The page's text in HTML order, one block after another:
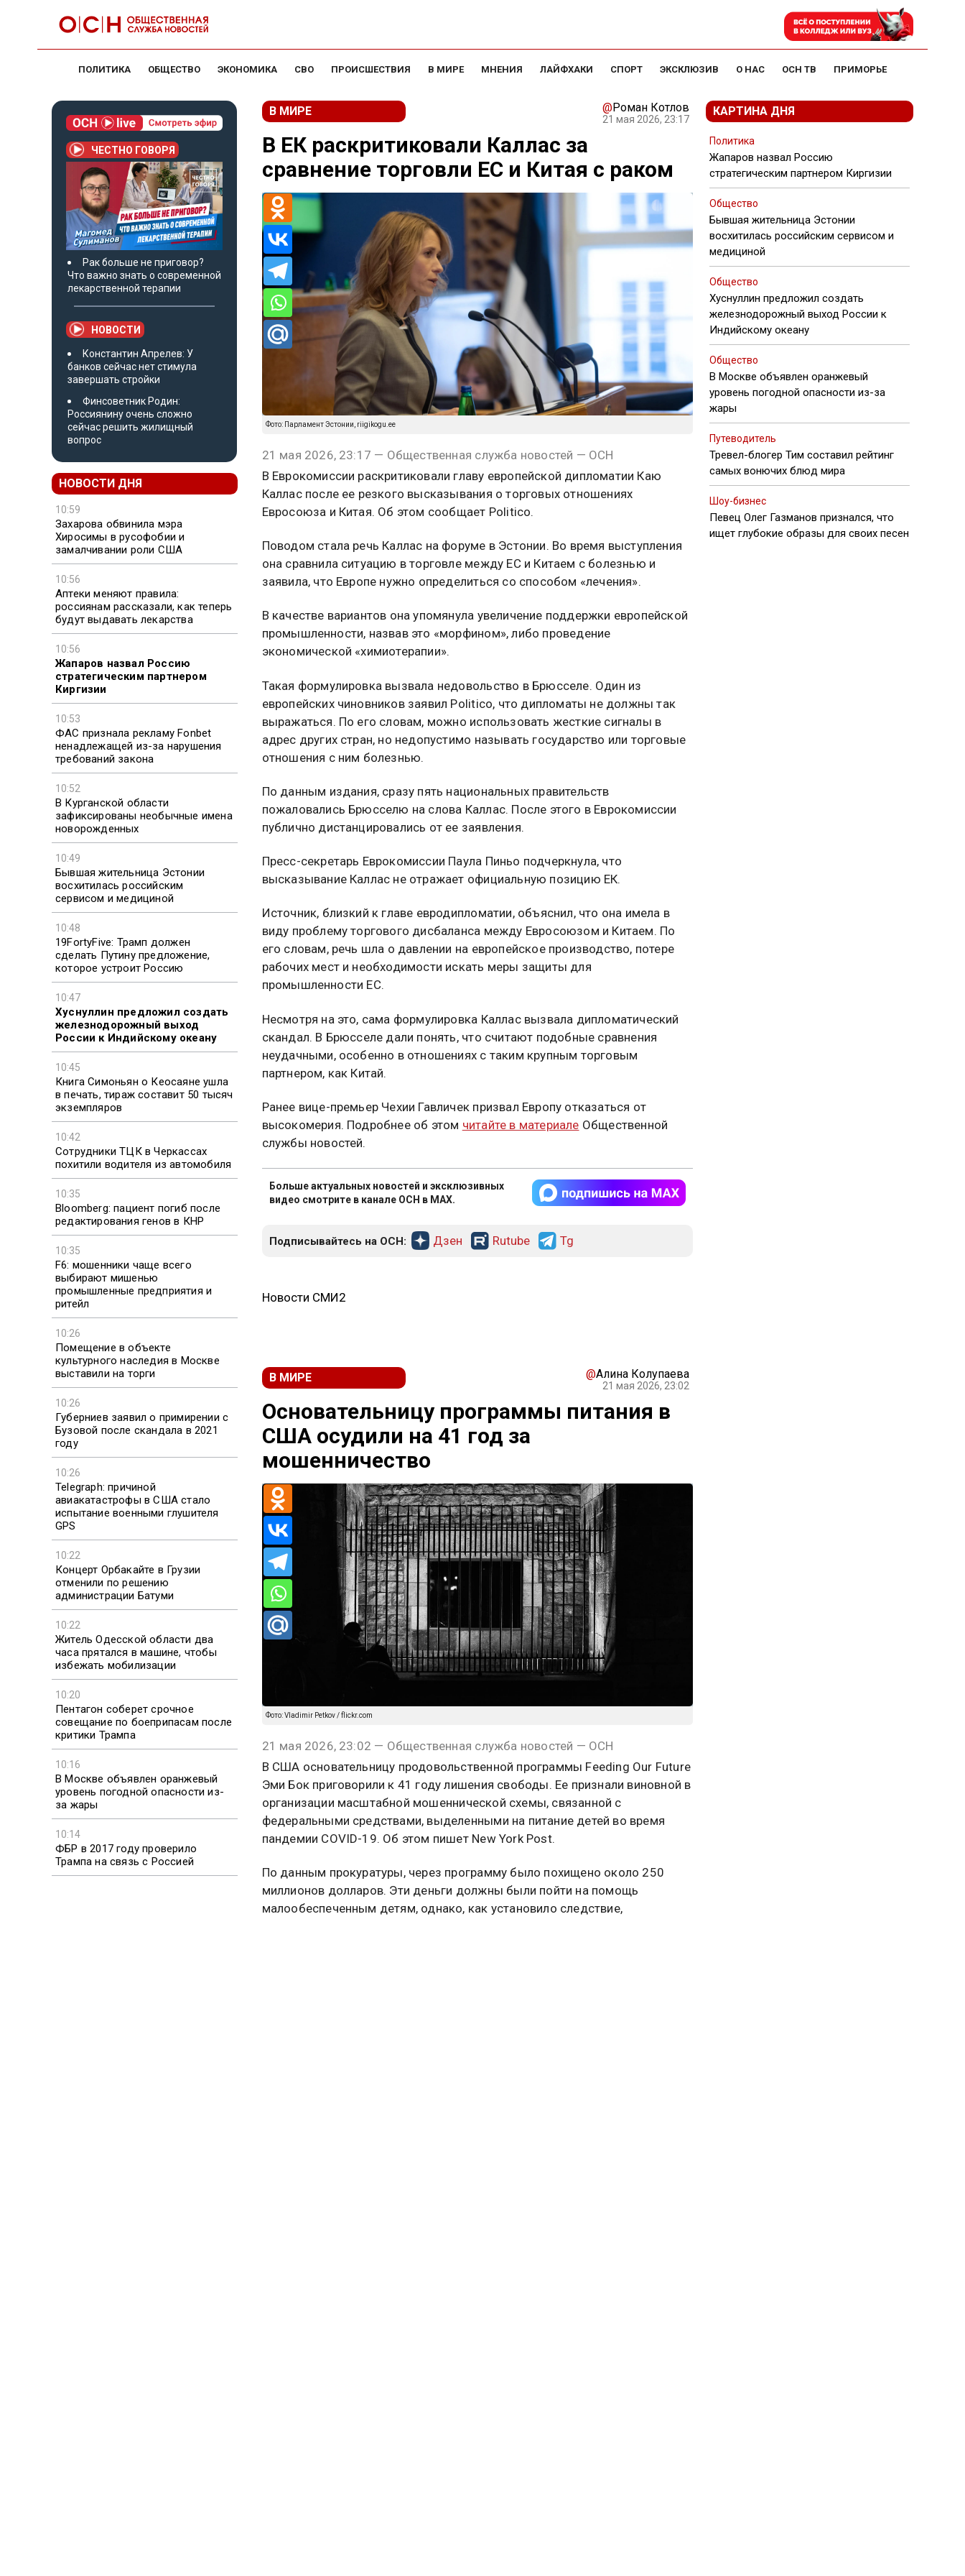
ПОЛИТИКА ОБЩЕСТВО ЭКОНОМИКА СВО ПРОИСШЕСТВИЯ В МИРЕ МНЕНИЯ ЛАЙФХАКИ СПОРТ ЭКСКЛЮЗИВ О НАС ОСН ТВ ПРИМОРЬЕ
ЧЕСТНО ГОВОРЯ
Рак больше не приговор?
Что важно знать о современной
лекарственной терапии
НОВОСТИ
Константин Апрелев: У
банков сейчас нет стимула
завершать стройки
Финсоветник Родин:
Россиянину очень сложно
сейчас решить жилищный
вопрос
НОВОСТИ ДНЯ
10:59
Захарова обвинила мэра
Хиросимы в русофобии и
замалчивании роли США
10:56
Аптеки меняют правила:
россиянам рассказали, как теперь
будут выдавать лекарства
10:56
Жапаров назвал Россию
стратегическим партнером
Киргизии
10:53
ФАС признала рекламу Fonbet
ненадлежащей из-за нарушения
требований закона
10:52
В Курганской области
зафиксированы необычные имена
новорожденных
10:49
Бывшая жительница Эстонии
восхитилась российским
сервисом и медициной
10:48
19FortyFive: Трамп должен
сделать Путину предложение,
которое устроит Россию
10:47
Хуснуллин предложил создать
железнодорожный выход
России к Индийскому океану
10:45
Книга Симоньян о Кеосаяне ушла
в печать, тираж составит 50 тысяч
экземпляров
10:42
Сотрудники ТЦК в Черкассах
похитили водителя из автомобиля
10:35
Bloomberg: пациент погиб после
редактирования генов в КНР
10:35
F6: мошенники чаще всего
выбирают мишенью
промышленные предприятия и
ритейл
10:26
Помещение в объекте
культурного наследия в Москве
выставили на торги
10:26
Губерниев заявил о примирении с
Бузовой после скандала в 2021
году
10:26
Telegraph: причиной
авиакатастрофы в США стало
испытание военными глушителя
GPS
10:22
Концерт Орбакайте в Грузии
отменили по решению
администрации Батуми
10:22
Житель Одесской области два
часа прятался в машине, чтобы
избежать мобилизации
10:20
Пентагон соберет срочное
совещание по боеприпасам после
критики Трампа
10:16
В Москве объявлен оранжевый
уровень погодной опасности из-
за жары
10:14
ФБР в 2017 году проверило
Трампа на связь с Россией
В МИРЕ @Роман Котлов
21 мая 2026, 23:17
В ЕК раскритиковали Каллас за
сравнение торговли ЕС и Китая с раком
Фото: Парламент Эстонии, riigikogu.ee
21 мая 2026, 23:17 — Общественная служба новостей — ОСН
В Еврокомиссии раскритиковали главу европейской дипломатии Каю
Каллас после ее резкого высказывания о торговых отношениях
Евросоюза и Китая. Об этом сообщает Politico.
Поводом стала речь Каллас на форуме в Эстонии. Во время выступления
она сравнила ситуацию в торговле между ЕС и Китаем с болезнью и
заявила, что Европе нужно определиться со способом «лечения».
В качестве вариантов она упомянула увеличение поддержки европейской
промышленности, назвав это «морфином», либо проведение
экономической «химиотерапии».
Такая формулировка вызвала недовольство в Брюсселе. Один из
европейских чиновников заявил Politico, что дипломаты не должны так
выражаться. По его словам, можно использовать жесткие сигналы в
адрес других стран, но недопустимо называть государство или торговые
отношения с ним болезнью.
По данным издания, сразу пять национальных правительств
пожаловались Брюсселю на слова Каллас. После этого в Еврокомиссии
публично дистанцировались от ее заявления.
Пресс-секретарь Еврокомиссии Паула Пиньо подчеркнула, что
высказывание Каллас не отражает официальную позицию ЕК.
Источник, близкий к главе евродипломатии, объяснил, что она имела в
виду проблему торгового дисбаланса между Евросоюзом и Китаем. По
его словам, речь шла о давлении на европейское производство, потере
рабочих мест и необходимости искать меры защиты для
промышленности ЕС.
Несмотря на это, сама формулировка Каллас вызвала дипломатический
скандал. В Брюсселе дали понять, что считают подобные сравнения
неудачными, особенно в отношениях с таким крупным торговым
партнером, как Китай.
Ранее вице-премьер Чехии Гавличек призвал Европу отказаться от
высокомерия. Подробнее об этом читайте в материале Общественной
службы новостей.
Больше актуальных новостей и эксклюзивных
видео смотрите в канале ОСН в MAX.
Подписывайтесь на ОСН: Дзен Rutube Tg
Новости СМИ2
В МИРЕ @Алина Колупаева
21 мая 2026, 23:02
Основательницу программы питания в
США осудили на 41 год за
мошенничество
Фото: Vladimir Petkov / flickr.com
21 мая 2026, 23:02 — Общественная служба новостей — ОСН
В США основательницу продовольственной программы Feeding Our Future
Эми Бок приговорили к 41 году лишения свободы. Ее признали виновной в
организации масштабной мошеннической схемы, связанной с
федеральными средствами, выделенными на питание детей во время
пандемии COVID-19. Об этом пишет New York Post.
По данным прокуратуры, через программу было похищено около 250
миллионов долларов. Эти деньги должны были пойти на помощь
малообеспеченным детям, однако, как установило следствие,
КАРТИНА ДНЯ
Политика
Жапаров назвал Россию
стратегическим партнером Киргизии
Общество
Бывшая жительница Эстонии
восхитилась российским сервисом и
медициной
Общество
Хуснуллин предложил создать
железнодорожный выход России к
Индийскому океану
Общество
В Москве объявлен оранжевый
уровень погодной опасности из-за
жары
Путеводитель
Тревел-блогер Тим составил рейтинг
самых вонючих блюд мира
Шоу-бизнес
Певец Олег Газманов признался, что
ищет глубокие образы для своих песен